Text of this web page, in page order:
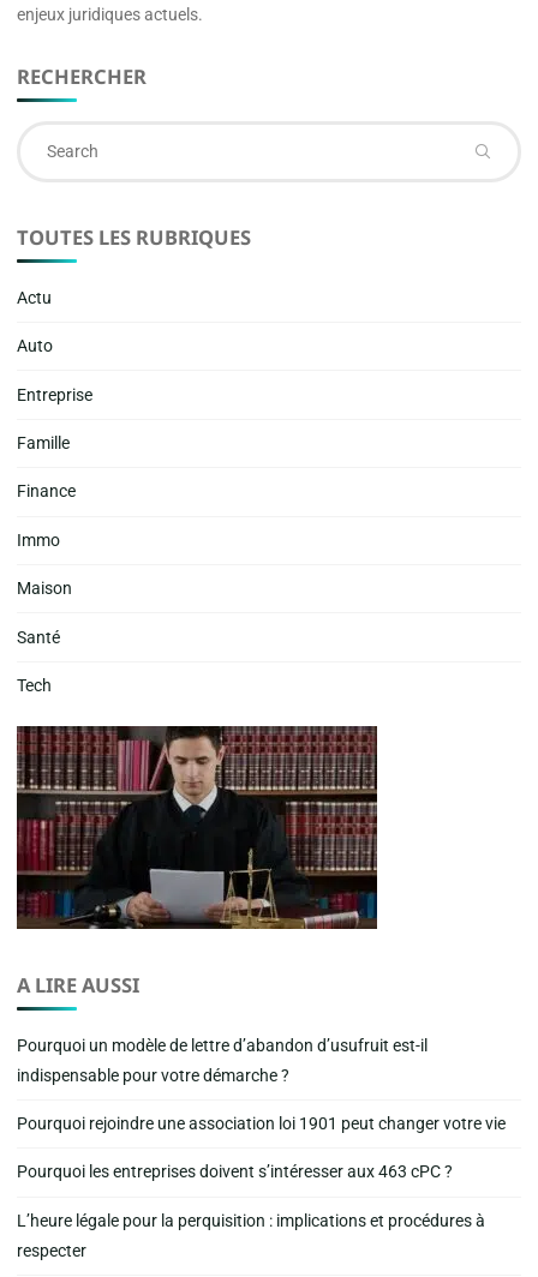
enjeux juridiques actuels.
RECHERCHER
TOUTES LES RUBRIQUES
Actu
Auto
Entreprise
Famille
Finance
Immo
Maison
Santé
Tech
A LIRE AUSSI
Pourquoi un modèle de lettre d’abandon d’usufruit est-il
indispensable pour votre démarche ?
Pourquoi rejoindre une association loi 1901 peut changer votre vie
Pourquoi les entreprises doivent s’intéresser aux 463 cPC ?
L’heure légale pour la perquisition : implications et procédures à
respecter